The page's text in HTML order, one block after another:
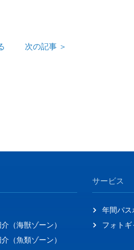
次の記事 ＞
（海獣ゾーン）
（魚類ゾーン）
サービス
年間パス
フォトギ